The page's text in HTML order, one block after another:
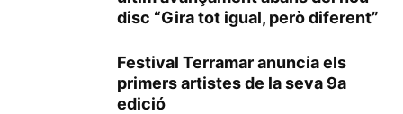
disc “Gira tot igual, però diferent”
Festival Terramar anuncia els
primers artistes de la seva 9a
edició